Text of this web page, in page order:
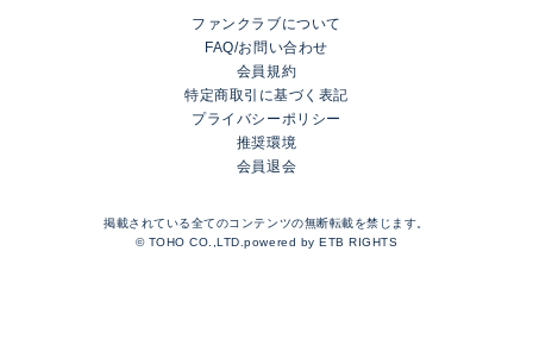
XAI OFFICIAL FANCLUB
Rhinoceros Port
LOGIN
TOP
BLOG
ファンクラブについて
FAQ/お問い合わせ
会員規約
特定商取引に基づく表記
プライバシーポリシー
推奨環境
会員退会
掲載されている全てのコンテンツの無断転載を禁じます。
© TOHO CO.,LTD.powered byETB RIGHTS